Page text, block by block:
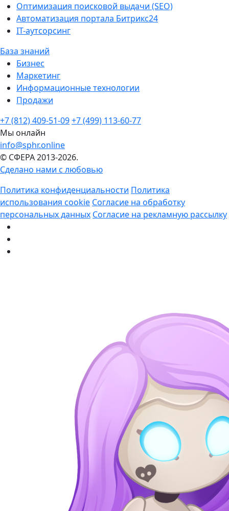
Оптимизация поисковой выдачи (SEO)
Автоматизация портала Битрикс24
IT-аутсорсинг
База знаний
Бизнес
Маркетинг
Информационные технологии
Продажи
+7 (812) 409-51-09+7 (499) 113-60-77
Мы онлайн
info@sphr.online
© СФЕРА 2013-2026.
Сделано нами с любовью
Политика конфиденциальности Политика
использования cookie Согласие на обработку
персональных данных Согласие на рекламную рассылку